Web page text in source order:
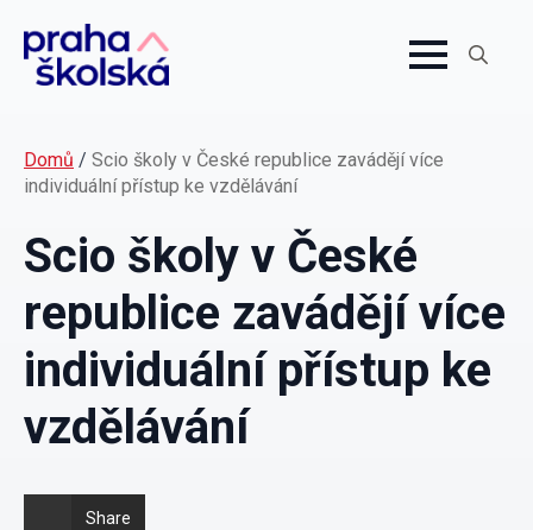
Domů / Scio školy v České republice zavádějí více
individuální přístup ke vzdělávání
Scio školy v České
republice zavádějí více
individuální přístup ke
vzdělávání
Share